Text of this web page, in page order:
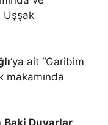
Uşşak
‘ya ait “Garibim
makamında
Baki Duyarlar,